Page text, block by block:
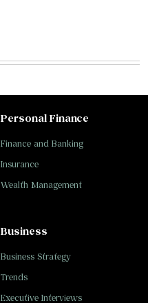
Personal Finance
Finance and Banking
Insurance
Wealth Management
Business
Business Strategy
Trends
Executive Interviews